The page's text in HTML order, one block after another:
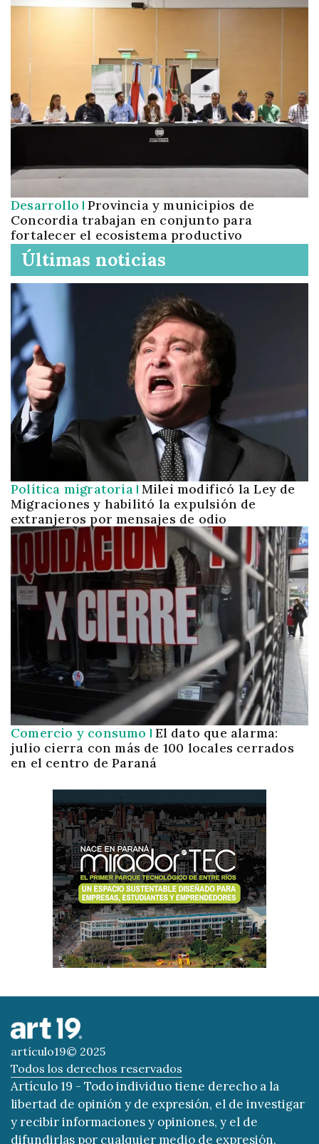
Desarrollo Provincia y municipios de
Concordia trabajan en conjunto para
fortalecer el ecosistema productivo
Últimas noticias
Política migratoria Milei modificó la Ley de
Migraciones y habilitó la expulsión de
extranjeros por mensajes de odio
Comercio y consumo
El dato que alarma:
julio cierra con más de 100 locales cerrados
en el centro de Paraná
artículo19© 2025
Todos los derechos reservados
Artículo 19 - Todo individuo tiene derecho a la
libertad de opinión y de expresión, el de investigar
y recibir informaciones y opiniones, y el de
difundirlas por cualquier medio de expresión.